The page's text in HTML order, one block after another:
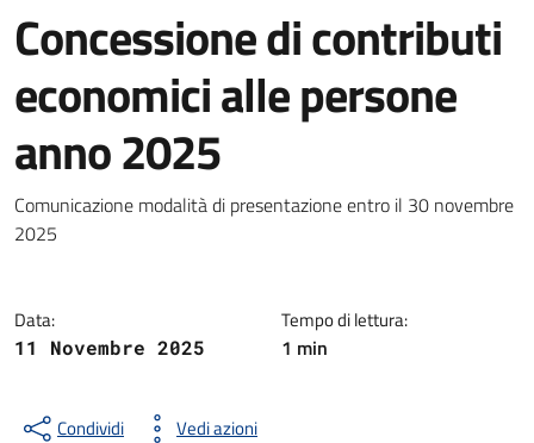
Concessione di contributi
economici alle persone
anno 2025
Dettagli della notizia
Comunicazione modalità di presentazione entro il 30 novembre
2025
Data:
11 Novembre 2025
Tempo di lettura:
1 min
Condividi Vedi azioni